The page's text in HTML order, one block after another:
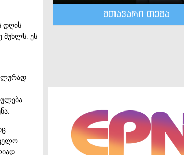
დღის
მუხლს. ეს
მთავარი თემა